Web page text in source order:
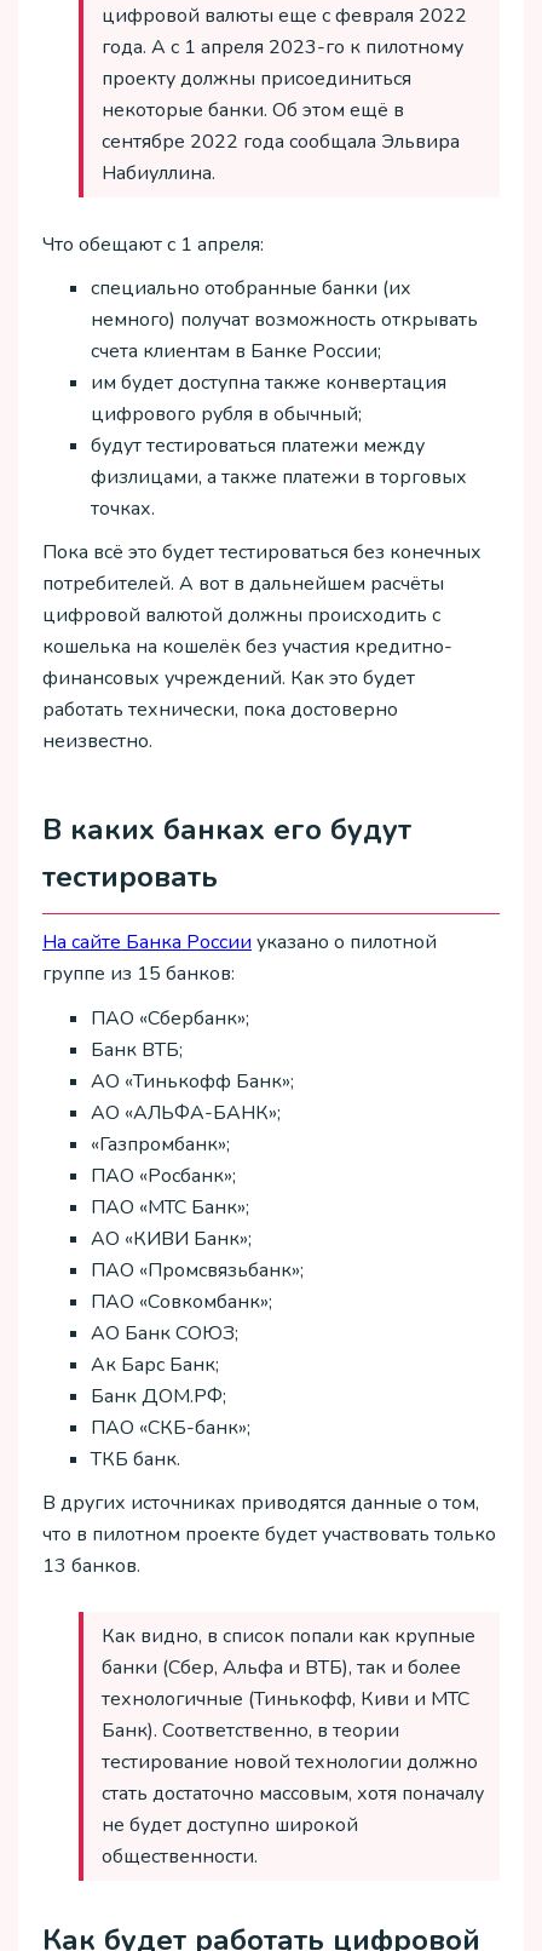
цифровой валюты еще с февраля 2022
года. А с 1 апреля 2023-го к пилотному
проекту должны присоединиться
некоторые банки. Об этом ещё в
сентябре 2022 года сообщала Эльвира
Набиуллина.
Что обещают с 1 апреля:
специально отобранные банки (их
немного) получат возможность открывать
счета клиентам в Банке России;
им будет доступна также конвертация
цифрового рубля в обычный;
будут тестироваться платежи между
физлицами, а также платежи в торговых
точках.
Пока всё это будет тестироваться без конечных
потребителей. А вот в дальнейшем расчёты
цифровой валютой должны происходить с
кошелька на кошелёк без участия кредитно-
финансовых учреждений. Как это будет
работать технически, пока достоверно
неизвестно.
В каких банках его будут
тестировать
На сайте Банка России указано о пилотной
группе из 15 банков:
ПАО «Сбербанк»;
Банк ВТБ;
АО «Тинькофф Банк»;
АО «АЛЬФА-БАНК»;
«Газпромбанк»;
ПАО «Росбанк»;
ПАО «МТС Банк»;
АО «КИВИ Банк»;
ПАО «Промсвязьбанк»;
ПАО «Совкомбанк»;
АО Банк СОЮЗ;
Ак Барс Банк;
Банк ДОМ.РФ;
ПАО «СКБ-банк»;
ТКБ банк.
В других источниках приводятся данные о том,
что в пилотном проекте будет участвовать только
13 банков.
Как видно, в список попали как крупные
банки (Сбер, Альфа и ВТБ), так и более
технологичные (Тинькофф, Киви и МТС
Банк). Соответственно, в теории
тестирование новой технологии должно
стать достаточно массовым, хотя поначалу
не будет доступно широкой
общественности.
Как будет работать цифровой